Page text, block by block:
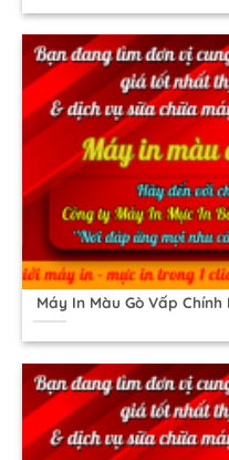
Máy In Màu Gò Vấp